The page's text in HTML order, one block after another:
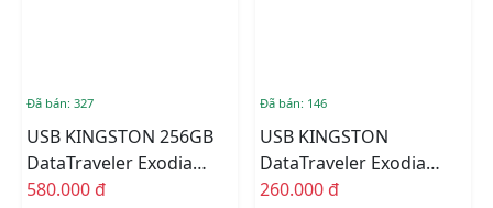
Đã bán: 327
USB KINGSTON 256GB
DataTraveler Exodia
DTX/256GB (USB 3.2)
580.000 đ
Đã bán: 146
USB KINGSTON
DataTraveler Exodia
Onyx 128GB USB 3.2 Gen
260.000 đ